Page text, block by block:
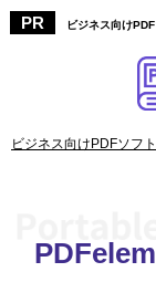
ビジネス向け
ビジネス向けPDFソフ